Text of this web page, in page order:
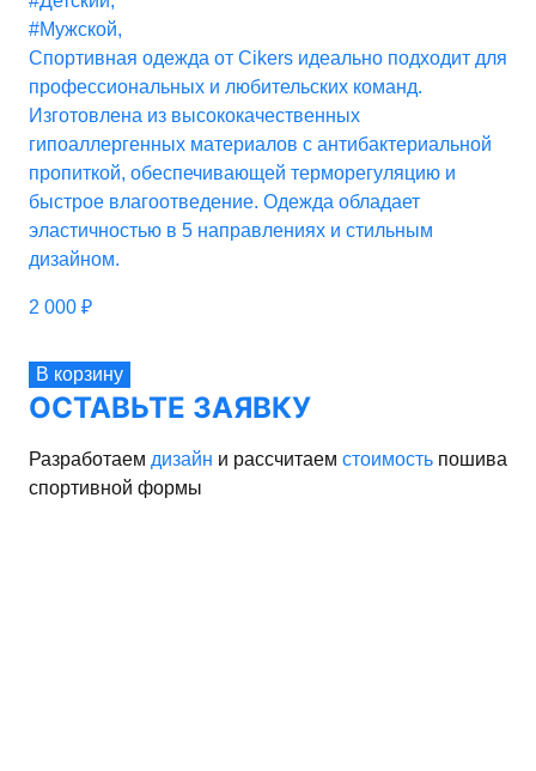
#Мужской,
Спортивная одежда от Cikers идеально подходит для
профессиональных и любительских команд.
Изготовлена из высококачественных
гипоаллергенных материалов с антибактериальной
пропиткой, обеспечивающей терморегуляцию и
быстрое влагоотведение. Одежда обладает
эластичностью в 5 направлениях и стильным
дизайном.
2 000 ₽
В корзину
ОСТАВЬТЕ ЗАЯВКУ
Разработаем дизайн и рассчитаем стоимость пошива
спортивной формы